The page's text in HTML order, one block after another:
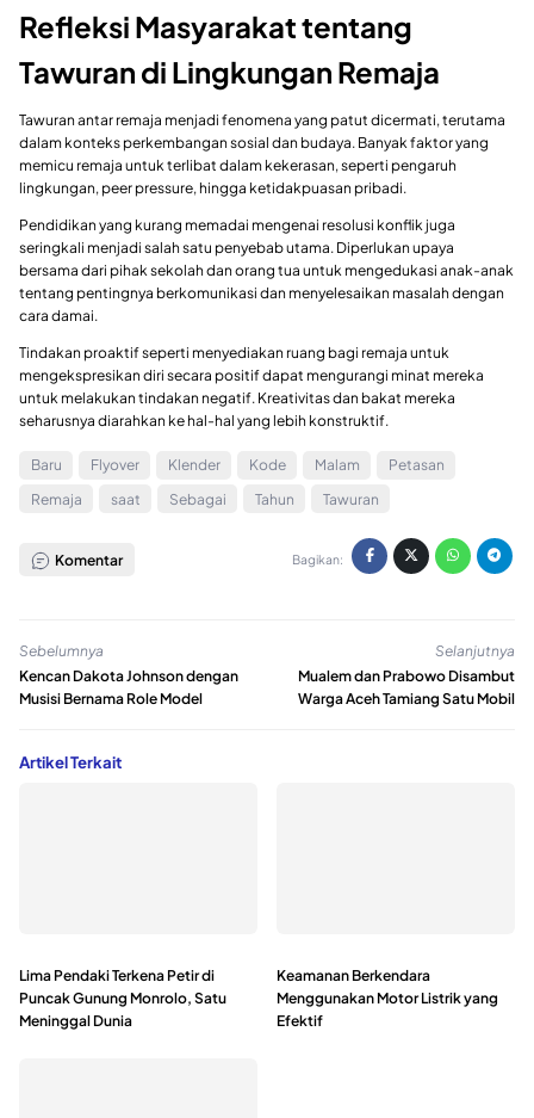
Refleksi Masyarakat tentang
Tawuran di Lingkungan Remaja
Tawuran antar remaja menjadi fenomena yang patut dicermati, terutama
dalam konteks perkembangan sosial dan budaya. Banyak faktor yang
memicu remaja untuk terlibat dalam kekerasan, seperti pengaruh
lingkungan, peer pressure, hingga ketidakpuasan pribadi.
Pendidikan yang kurang memadai mengenai resolusi konflik juga
seringkali menjadi salah satu penyebab utama. Diperlukan upaya
bersama dari pihak sekolah dan orang tua untuk mengedukasi anak-anak
tentang pentingnya berkomunikasi dan menyelesaikan masalah dengan
cara damai.
Tindakan proaktif seperti menyediakan ruang bagi remaja untuk
mengekspresikan diri secara positif dapat mengurangi minat mereka
untuk melakukan tindakan negatif. Kreativitas dan bakat mereka
seharusnya diarahkan ke hal-hal yang lebih konstruktif.
Baru Flyover Klender Kode Malam
Petasan
Remaja
saat Sebagai Tahun Tawuran
Komentar Bagikan:
Sebelumnya
Kencan Dakota Johnson dengan
Musisi Bernama Role Model
Selanjutnya
Mualem dan Prabowo Disambut
Warga Aceh Tamiang Satu Mobil
Artikel Terkait
Lima Pendaki Terkena Petir di
Puncak Gunung Monrolo, Satu
Meninggal Dunia
Keamanan Berkendara
Menggunakan Motor Listrik yang
Efektif